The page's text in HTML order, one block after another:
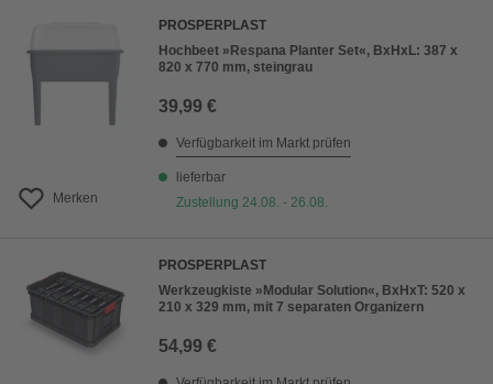
Merken
PROSPERPLAST
Hochbeet »Respana Planter Set«, BxHxL: 387 x
820 x 770 mm, steingrau
39,99 €
Verfügbarkeit im Markt prüfen
lieferbar
Zustellung 24.08. - 26.08.
PROSPERPLAST
Werkzeugkiste »Modular Solution«, BxHxT: 520 x
210 x 329 mm, mit 7 separaten Organizern
54,99 €